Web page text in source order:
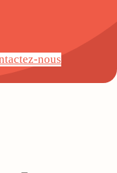
nous